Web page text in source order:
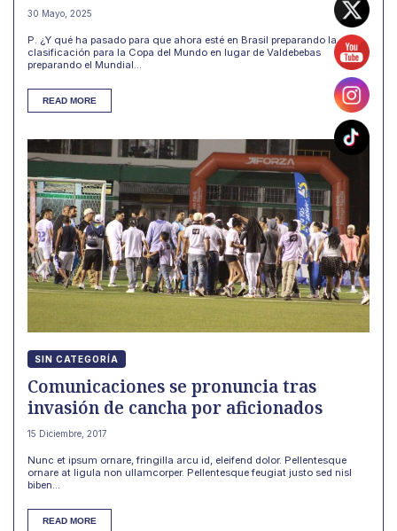
30 Mayo, 2025
P. ¿Y qué ha pasado para que ahora esté en Brasil preparando la
clasificación para la Copa del Mundo en lugar de Valdebebas
preparando el Mundial...
READ MORE
SIN CATEGORÍA
Comunicaciones se pronuncia tras
invasión de cancha por aficionados
15 Diciembre, 2017
Nunc et ipsum ornare, fringilla arcu id, eleifend dolor. Pellentesque
ornare at ligula non ullamcorper. Pellentesque feugiat justo sed nisl
biben...
READ MORE